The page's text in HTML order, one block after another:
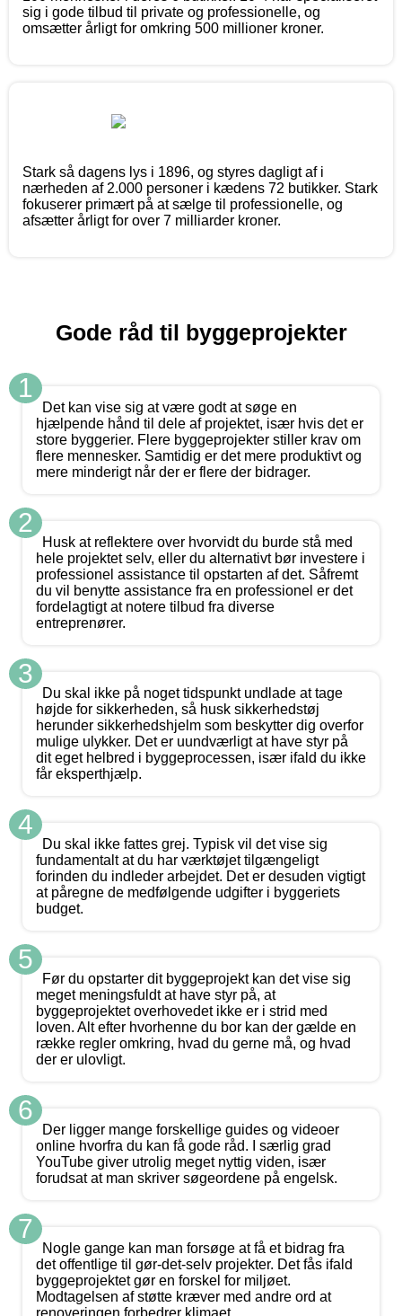
sig i gode tilbud til private og professionelle, og
omsætter årligt for omkring 500 millioner kroner.
Stark så dagens lys i 1896, og styres dagligt af i
nærheden af 2.000 personer i kædens 72 butikker. Stark
fokuserer primært på at sælge til professionelle, og
afsætter årligt for over 7 milliarder kroner.
Gode råd til byggeprojekter
1
Det kan vise sig at være godt at søge en
hjælpende hånd til dele af projektet, især hvis det er
store byggerier. Flere byggeprojekter stiller krav om
flere mennesker. Samtidig er det mere produktivt og
mere minderigt når der er flere der bidrager.
2
Husk at reflektere over hvorvidt du burde stå med
hele projektet selv, eller du alternativt bør investere i
professionel assistance til opstarten af det. Såfremt
du vil benytte assistance fra en professionel er det
fordelagtigt at notere tilbud fra diverse
entreprenører.
3
Du skal ikke på noget tidspunkt undlade at tage
højde for sikkerheden, så husk sikkerhedstøj
herunder sikkerhedshjelm som beskytter dig overfor
mulige ulykker. Det er uundværligt at have styr på
dit eget helbred i byggeprocessen, især ifald du ikke
får eksperthjælp.
4
Du skal ikke fattes grej. Typisk vil det vise sig
fundamentalt at du har værktøjet tilgængeligt
forinden du indleder arbejdet. Det er desuden vigtigt
at påregne de medfølgende udgifter i byggeriets
budget.
5
Før du opstarter dit byggeprojekt kan det vise sig
meget meningsfuldt at have styr på, at
byggeprojektet overhovedet ikke er i strid med
loven. Alt efter hvorhenne du bor kan der gælde en
række regler omkring, hvad du gerne må, og hvad
der er ulovligt.
6
Der ligger mange forskellige guides og videoer
online hvorfra du kan få gode råd. I særlig grad
YouTube giver utrolig meget nyttig viden, især
forudsat at man skriver søgeordene på engelsk.
7
Nogle gange kan man forsøge at få et bidrag fra
det offentlige til gør-det-selv projekter. Det fås ifald
byggeprojektet gør en forskel for miljøet.
Modtagelsen af støtte kræver med andre ord at